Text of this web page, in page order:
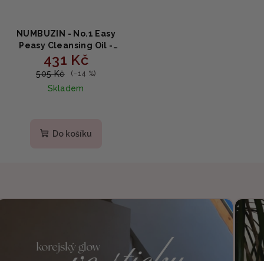
NUMBUZIN - No.1 Easy
Peasy Cleansing Oil -
Čisticí olej na pleť 200 ml
431 Kč
505 Kč (–14 %)
Skladem
Do košíku